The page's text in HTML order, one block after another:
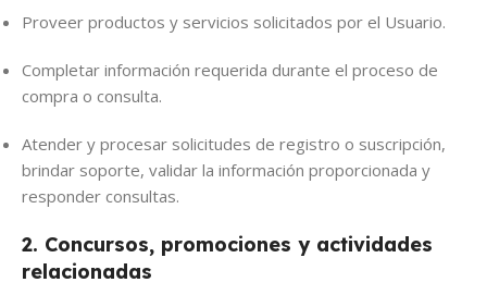
Proveer productos y servicios solicitados por el Usuario.
Completar información requerida durante el proceso de
compra o consulta.
Atender y procesar solicitudes de registro o suscripción,
brindar soporte, validar la información proporcionada y
responder consultas.
2. Concursos, promociones y actividades
relacionadas